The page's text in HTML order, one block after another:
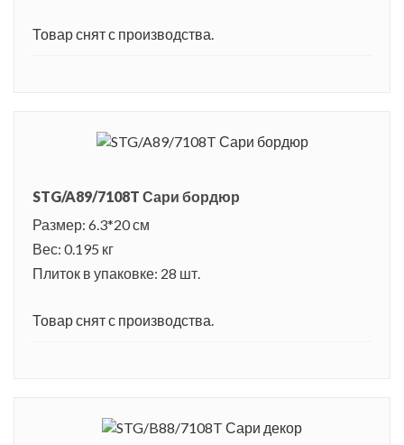
Товар снят с производства.
STG/A89/7108T Сари бордюр
Размер: 6.3*20 см
Вес: 0.195 кг
Плиток в упаковке: 28 шт.
Товар снят с производства.